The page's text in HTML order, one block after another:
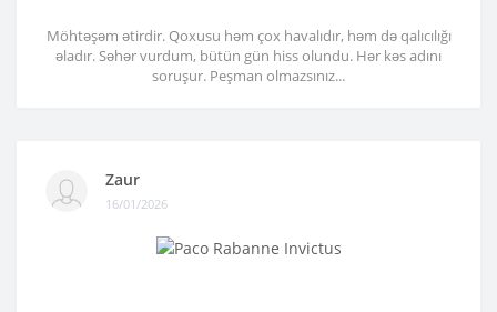
Möhtəşəm ətirdir. Qoxusu həm çox havalıdır, həm də qalıcılığı
əladır. Səhər vurdum, bütün gün hiss olundu. Hər kəs adını
soruşur. Peşman olmazsınız...
Zaur
16/01/2026